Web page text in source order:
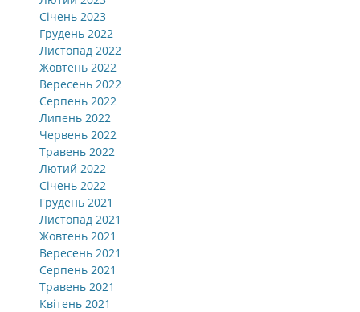
Січень 2023
Грудень 2022
Листопад 2022
Жовтень 2022
Вересень 2022
Серпень 2022
Липень 2022
Червень 2022
Травень 2022
Лютий 2022
Січень 2022
Грудень 2021
Листопад 2021
Жовтень 2021
Вересень 2021
Серпень 2021
Травень 2021
Квітень 2021